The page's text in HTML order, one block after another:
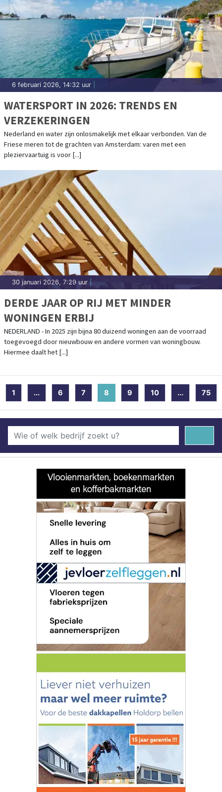
6 februari 2026, 14:32 uur
WATERSPORT IN 2026: TRENDS EN
VERZEKERINGEN
Nederland en water zijn onlosmakelijk met elkaar verbonden. Van de
Friese meren tot de grachten van Amsterdam: varen met een
pleziervaartuig is voor [...]
30 januari 2026, 7:29 uur
DERDE JAAR OP RIJ MET MINDER
WONINGEN ERBIJ
NEDERLAND - In 2025 zijn bijna 80 duizend woningen aan de voorraad
toegevoegd door nieuwbouw en andere vormen van woningbouw.
Hiermee daalt het [...]
1 ... 6 7 8 (current)
9 10 ... 75